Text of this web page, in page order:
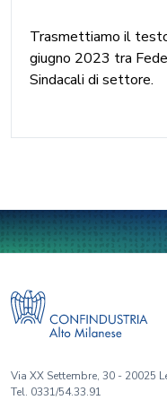
Trasmettiamo il
giugno 2023 tra
Sindacali di settore.
Via XX Settembre, 30 - 20025
Tel. 0331/54.33.91